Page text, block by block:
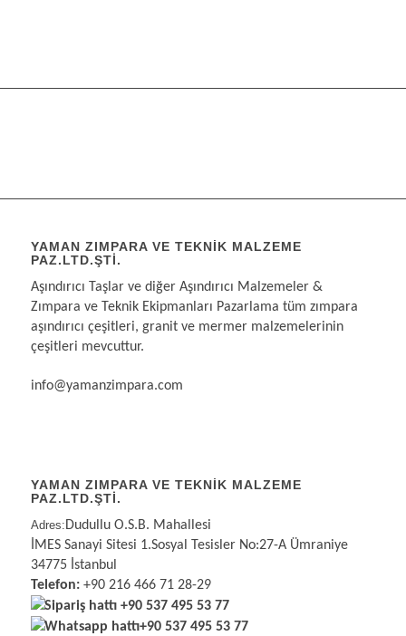
YAMAN ZIMPARA VE TEKNIK MALZEME
PAZ.LTD.ŞTI.
Aşındırıcı Taşlar ve diğer Aşındırıcı Malzemeler &
Zımpara ve Teknik Ekipmanları Pazarlama tüm zımpara
aşındırıcı çeşitleri, granit ve mermer malzemelerinin
çeşitleri mevcuttur.
info@yamanzimpara.com
YAMAN ZIMPARA VE TEKNİK MALZEME
PAZ.LTD.ŞTİ.
Adres: Dudullu O.S.B. Mahallesi
İMES Sanayi Sitesi 1.Sosyal Tesisler No:27-A Ümraniye
34775 İstanbul
Telefon:+90 216 466 71 28-29
Sipariş hattı +90 537 495 53 77
Whatsapp hattı+90 537 495 53 77